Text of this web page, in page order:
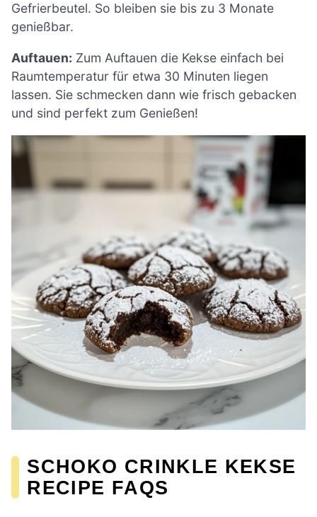
Gefrierbeutel. So bleiben sie bis zu 3 Monate
genießbar.
Auftauen: Zum Auftauen die Kekse einfach bei
Raumtemperatur für etwa 30 Minuten liegen
lassen. Sie schmecken dann wie frisch gebacken
und sind perfekt zum Genießen!
SCHOKO CRINKLE KEKSE
RECIPE FAQS